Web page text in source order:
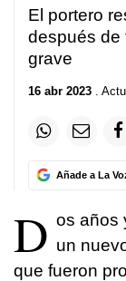
El portero
después de
grave
16 abr 2023 .
Añade a La
D os años
un
que fueron